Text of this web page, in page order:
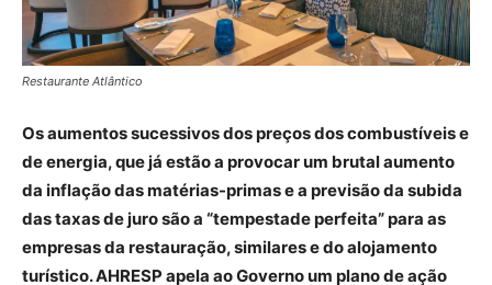
Restaurante Atlântico
Os aumentos sucessivos dos preços dos combustíveis e
de energia, que já estão a provocar um brutal aumento
da inflação das matérias-primas e a previsão da subida
das taxas de juro são a “tempestade perfeita” para as
empresas da restauração, similares e do alojamento
turístico. AHRESP apela ao Governo um plano de ação